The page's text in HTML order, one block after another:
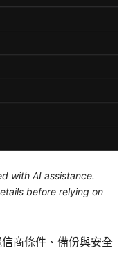
with AI assistance.
before relying on
商條件、備份與安全